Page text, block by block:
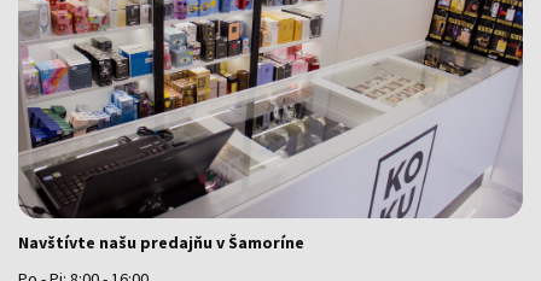
Navštívte našu predajňu v Šamoríne